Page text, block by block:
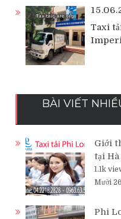
Taxi
BÀI VIẾT
Giới
tại
1.1k
Mười
Phi